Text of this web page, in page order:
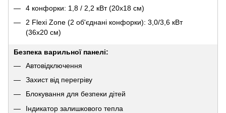
4 конфорки: 1,8 / 2,2 кВт (20х18 см)
2 Flexi Zone (2 об'єднані конфорки): 3,0/3,6 кВт
(36х20 см)
Безпека варильної панелі:
Автовідключення
Захист від перегріву
Блокування для безпеки дітей
Індикатор залишкового тепла